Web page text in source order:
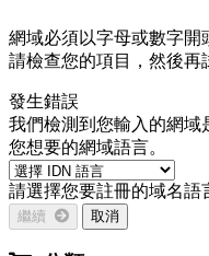
網域必須以字母或數字開
請檢查您的項目，然後再
發生錯誤
我們檢測到您輸入的網域
您想要的網域語言。
請選擇您要註冊的域名語
取消